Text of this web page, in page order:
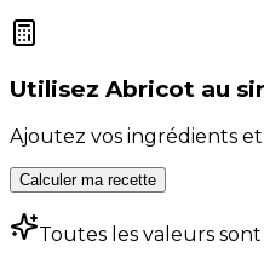
Utilisez Abricot au
Ajoutez vos ingrédients
Calculer ma recette
Toutes les valeurs